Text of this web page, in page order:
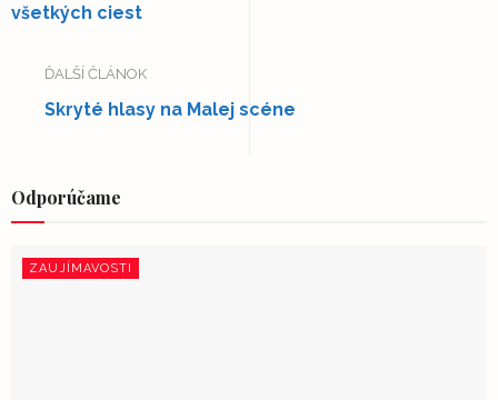
všetkých ciest
ĎALŠÍ ČLÁNOK
Skryté hlasy na Malej scéne
Odporúčame
ZAUJÍMAVOSTI